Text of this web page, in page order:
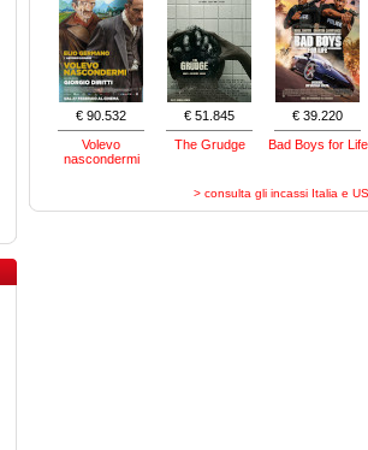
€ 90.532
Volevo
nascondermi
€ 51.845
The Grudge
€ 39.220
Bad Boys for Life
> consulta gli incassi Italia e